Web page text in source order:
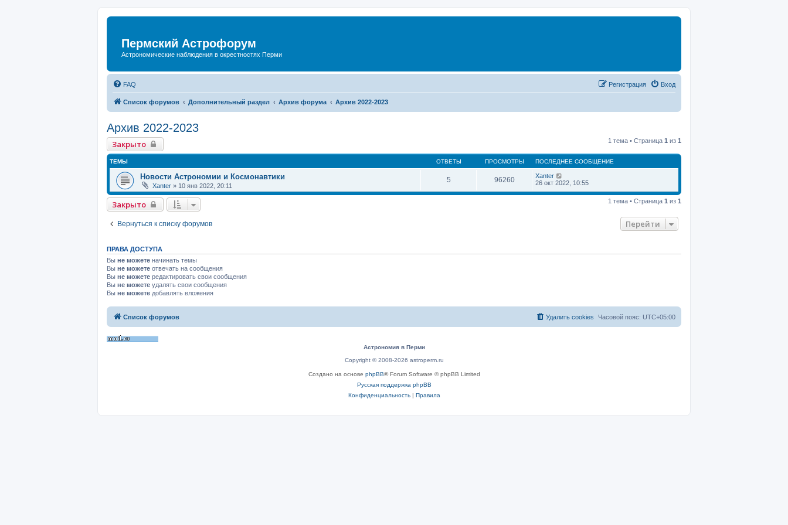
Пермский Астрофорум
Астрономические наблюдения в окрестностях Перми
FAQ Вход
Регистрация
Список форумов Дополнительный раздел Архив форума Архив 2022-2023
Архив 2022-2023
Закрыто 1 тема • Страница 1 из 1
ТЕМЫ ОТВЕТЫ ПРОСМОТРЫ ПОСЛЕДНЕЕ СООБЩЕНИЕ
Новости Астрономии и Космонавтики
Xanter » 10 янв 2022, 20:11
5 96260
Xanter
26 окт 2022, 10:55
Закрыто 1 тема • Страница 1 из 1
Вернуться к списку форумов Перейти
ПРАВА ДОСТУПА
Вы не можете начинать темы
Вы не можете отвечать на сообщения
Вы не можете редактировать свои сообщения
Вы не можете удалять свои сообщения
Вы не можете добавлять вложения
Список форумов Часовой пояс: UTC+05:00
Удалить cookies
Астрономия в Перми
Copyright © 2008-2026 astroperm.ru
Создано на основе phpBB® Forum Software © phpBB Limited
Русская поддержка phpBB
Конфиденциальность| Правила